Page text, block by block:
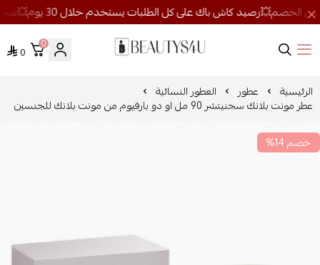
روائح الجمال
0
0
الرئيسية عطور العطور النسائية
عطر مونت بلانك سجنيتشر 90 مل او دو بارفيوم من مونت بلانك للجنسين
خصم 14%